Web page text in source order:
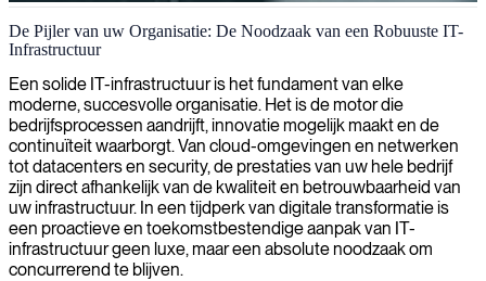
IT-infrastructuurarchitectuur
Wij leveren IT-infrastructuurarchitecten die robuuste,
toekomstbestendige technologieomgevingen ontwerpen en
implementeren, afgestemd op uw bedrijfsdoelstellingen.
De Pijler van uw Organisatie: De Noodzaak van een Robuuste IT-
Infrastructuur
Een solide IT-infrastructuur is het fundament van elke
moderne, succesvolle organisatie. Het is de motor die
bedrijfsprocessen aandrijft, innovatie mogelijk maakt en de
continuïteit waarborgt. Van cloud-omgevingen en netwerken
tot datacenters en security, de prestaties van uw hele bedrijf
zijn direct afhankelijk van de kwaliteit en betrouwbaarheid van
uw infrastructuur. In een tijdperk van digitale transformatie is
een proactieve en toekomstbestendige aanpak van IT-
infrastructuur geen luxe, maar een absolute noodzaak om
concurrerend te blijven.